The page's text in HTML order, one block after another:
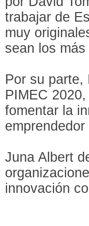
trabajar de
muy
sean los
Por su parte,
PIMEC
fomentar la
Juna Albert
innovación